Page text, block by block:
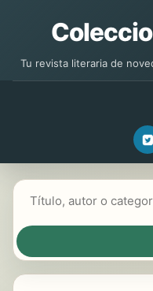
Tu revista literaria de